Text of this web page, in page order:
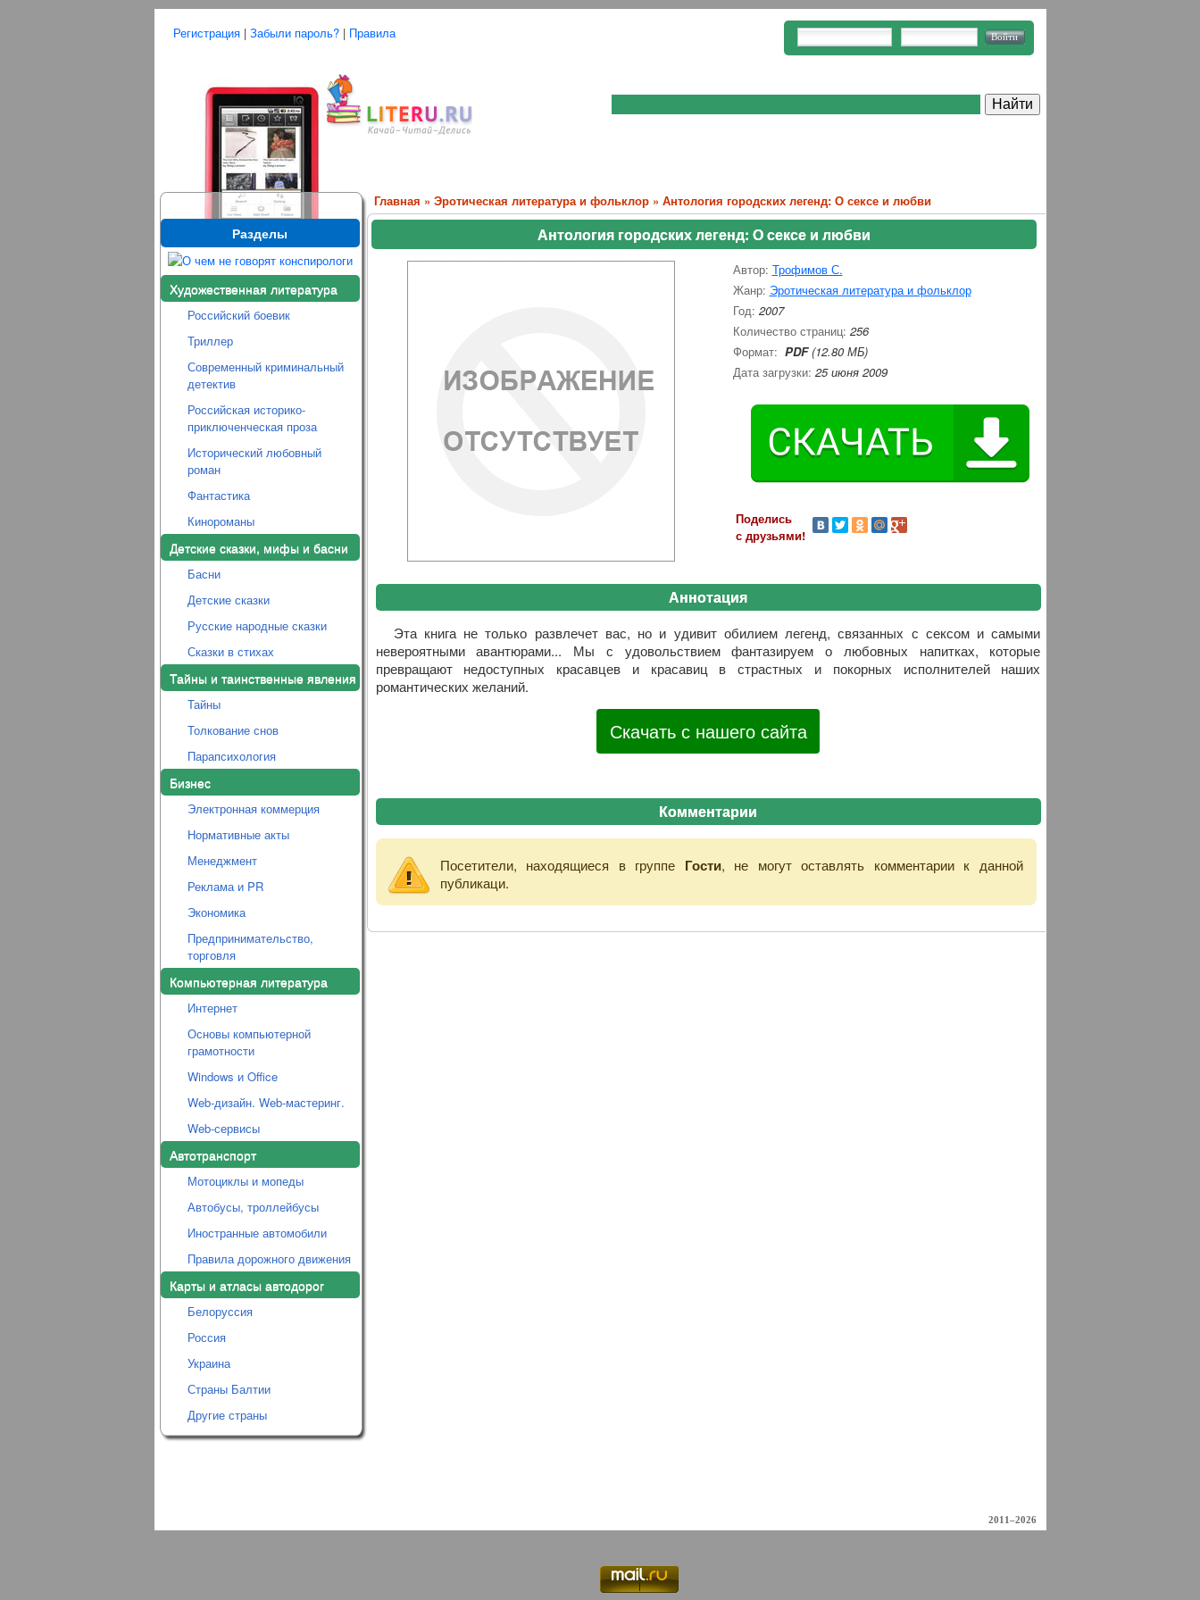
Регистрация| Забыли пароль?| Правила
Разделы
Художественная литература
Российский боевик
Триллер
Современный криминальный
детектив
Российская историко-
приключенческая проза
Исторический любовный
роман
Фантастика
Кинороманы
Детские сказки, мифы и басни
Басни
Детские сказки
Русские народные сказки
Сказки в стихах
Тайны и таинственные явления
Тайны
Толкование снов
Парапсихология
Бизнес
Электронная коммерция
Нормативные акты
Менеджмент
Реклама и PR
Экономика
Предпринимательство,
торговля
Компьютерная литература
Интернет
Основы компьютерной
грамотности
Windows и Office
Web-дизайн. Web-мастеринг.
Web-сервисы
Автотранспорт
Мотоциклы и мопеды
Автобусы, троллейбусы
Иностранные автомобили
Правила дорожного движения
Карты и атласы автодорог
Белоруссия
Россия
Украина
Страны Балтии
Другие страны
Главная » Эротическая литература и фольклор» Антология городских легенд: О сексе и любви
Антология городских легенд: О сексе и любви
Автор: Трофимов С.
Жанр: Эротическая литература и фольклор
Год: 2007
Количество страниц: 256
Формат: PDF(12.80 МБ)
Дата загрузки: 25 июня 2009
Поделись
с друзьями!
Аннотация
Эта книга не только развлечет вас, но и удивит обилием легенд, связанных с сексом и самыми
невероятными авантюрами... Мы с удовольствием фантазируем о любовных напитках, которые
превращают недоступных красавцев и красавиц в страстных и покорных исполнителей наших
романтических желаний.
Скачать с нашего сайта
Комментарии
Посетители, находящиеся в группе Гости, не могут оставлять комментарии к данной
публикаци.
2011–2026